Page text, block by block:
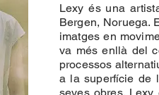
Lexy és una
Bergen, Noruega.
imatges en
va més enllà del
processos
a la superfície de
seves obres. Lexy